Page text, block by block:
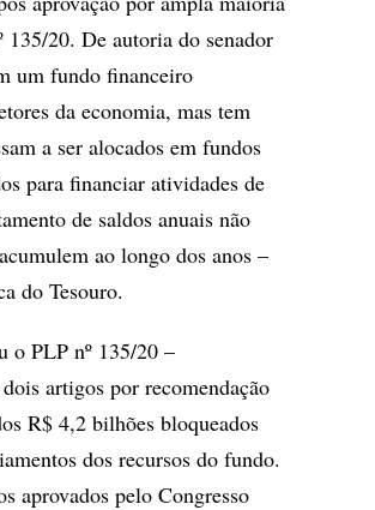
20. De autoria do senador
um fundo financeiro
da economia, mas tem
a ser alocados em fundos
para financiar atividades de
de saldos anuais não
ao longo dos anos –
do Tesouro.
o PLP nº 135/20 –
artigos por recomendação
R$ 4,2 bilhões bloqueados
dos recursos do fundo.
aprovados pelo Congresso